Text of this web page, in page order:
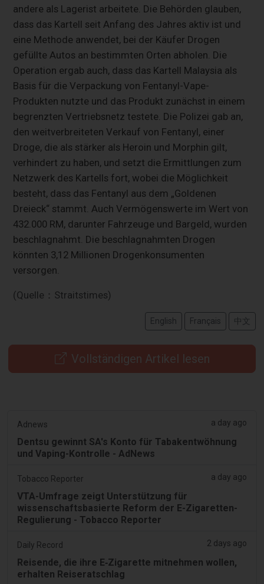
andere als Lagerist arbeitete. Die Behörden glauben,
dass das Kartell seit Anfang des Jahres aktiv ist und
eine Methode anwendet, bei der Käufer Drogen
gefüllte Autos an bestimmten Orten abholen. Die
Operation ergab auch, dass das Kartell Malaysia als
Basis für die Verpackung von Fentanyl-Vape-
Produkten nutzte und das Produkt zunächst in einem
begrenzten Vertriebsnetz testete. Die Polizei gab an,
den weitverbreiteten Verkauf von Fentanyl, einer
Droge, die als stärker als Heroin und Morphin gilt,
verhindert zu haben, und setzt die Ermittlungen zum
Netzwerk des Kartells fort, wobei die Möglichkeit
besteht, dass das Fentanyl aus dem „Goldenen
Dreieck“ stammt. Auch Vermögenswerte im Wert von
432.000 RM, darunter Fahrzeuge und Bargeld, wurden
beschlagnahmt. Die beschlagnahmten Drogen
könnten 3,12 Millionen Drogenkonsumenten
versorgen.
(Quelle：Straitstimes)
English Français 中文
Vollständigen Artikel lesen
Adnews a day ago
Dentsu gewinnt SA's Konto für Tabakentwöhnung
und Vaping-Kontrolle - AdNews
Tobacco Reporter a day ago
VTA-Umfrage zeigt Unterstützung für
wissenschaftsbasierte Reform der E-Zigaretten-
Regulierung - Tobacco Reporter
Daily Record 2 days ago
Reisende, die ihre E‑Zigarette mitnehmen wollen,
erhalten Reiseratschlag